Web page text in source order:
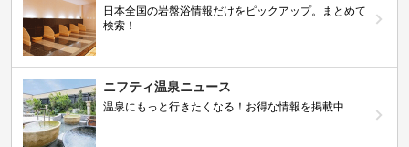
日本全国の岩盤浴情報だけをピックアップ。まとめて
検索！
ニフティ温泉ニュース
温泉にもっと行きたくなる！お得な情報を掲載中